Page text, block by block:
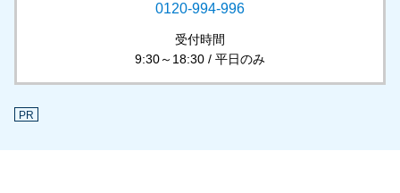
0120-994-996
受付時間
9:30～18:30 / 平日のみ
PR